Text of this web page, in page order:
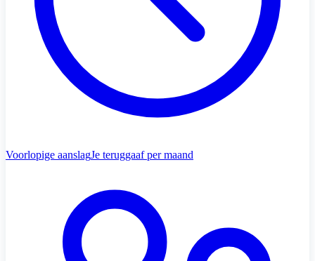
Voorlopige aanslagJe teruggaaf per maand